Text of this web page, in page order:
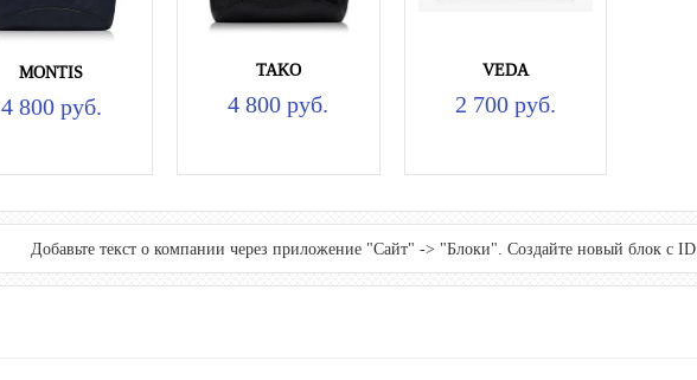
MONTIS
4 800 руб.
TAKO
4 800 руб.
VEDA
2 700 руб.
Добавьте текст о компании через приложение "Сайт" -> "Блоки". Создайте новый блок с ID